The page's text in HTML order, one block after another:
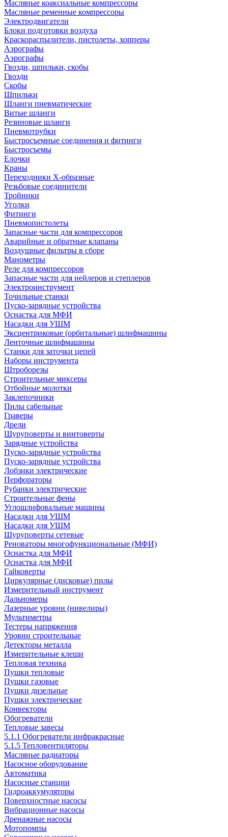
Масляные коаксиальные компрессоры
Масляные ременные компрессоры
Электродвигатели
Блоки подготовки воздуха
Краскораспылители, пистолеты, хопперы
Аэрографы
Аэрографы
Гвозди, шпильки, скобы
Гвозди
Скобы
Шпильки
Шланги пневматические
Витые шланги
Резиновые шланги
Пневмотрубки
Быстросъемные соединения и фитинги
Быстросъемы
Елочки
Краны
Переходники Х-образные
Резьбовые соединители
Тройники
Уголки
Фитинги
Пневмопистолеты
Запасные части для компрессоров
Аварийные и обратные клапаны
Воздушные фильтры в сборе
Манометры
Реле для компрессоров
Запасные части для нейлеров и степлеров
Электроинструмент
Точильные станки
Пуско-зарядные устройства
Оснастка для МФИ
Насадки для УШМ
Эксцентриковые (орбитальные) шлифмашины
Ленточные шлифмашины
Станки для заточки цепей
Наборы инструмента
Штроборезы
Строительные миксеры
Отбойные молотки
Заклепочники
Пилы сабельные
Граверы
Дрели
Шуруповерты и винтоверты
Зарядные устройства
Пуско-зарядные устройства
Пуско-зарядные устройства
Лобзики электрические
Перфораторы
Рубанки электрические
Строительные фены
Углошлифовальные машины
Насадки для УШМ
Насадки для УШМ
Шуруповерты сетевые
Реноваторы многофункциональные (МФИ)
Оснастка для МФИ
Оснастка для МФИ
Гайковерты
Циркулярные (дисковые) пилы
Измерительный инструмент
Дальномеры
Лазерные уровни (нивелиры)
Мультиметры
Тестеры напряжения
Уровни строительные
Детекторы металла
Измерительные клещи
Тепловая техника
Пушки тепловые
Пушки газовые
Пушки дизельные
Пушки электрические
Конвекторы
Обогреватели
Тепловые завесы
5.1.1 Обогреватели инфракрасные
5.1.5 Тепловентиляторы
Масляные радиаторы
Насосное оборудование
Автоматика
Насосные станции
Гидроаккумуляторы
Поверхностные насосы
Вибрационные насосы
Дренажные насосы
Мотопомпы